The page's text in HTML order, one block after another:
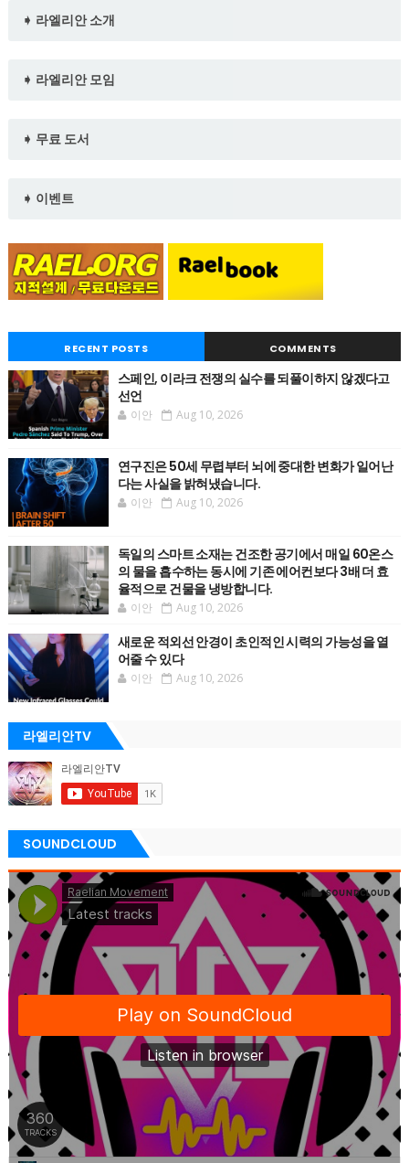
➧ 라엘리안 소개
➧ 라엘리안 모임
➧ 무료 도서
➧ 이벤트
RECENT POSTS COMMENTS
스페인, 이라크 전쟁의 실수를 되풀이하지 않겠다고
선언
이안 Aug 10, 2026
연구진은 50세 무렵부터 뇌에 중대한 변화가 일어난
다는 사실을 밝혀냈습니다.
이안 Aug 10, 2026
독일의 스마트 소재는 건조한 공기에서 매일 60온스
의 물을 흡수하는 동시에 기존 에어컨보다 3배 더 효
율적으로 건물을 냉방합니다.
이안 Aug 10, 2026
새로운 적외선 안경이 초인적인 시력의 가능성을 열
어줄 수 있다
이안 Aug 10, 2026
라엘리안TV
SOUNDCLOUD